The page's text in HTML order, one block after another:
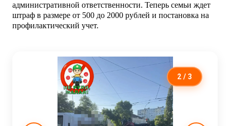
административной ответственности. Теперь семьи ждет
штраф в размере от 500 до 2000 рублей и постановка на
профилактический учет.
2 / 3